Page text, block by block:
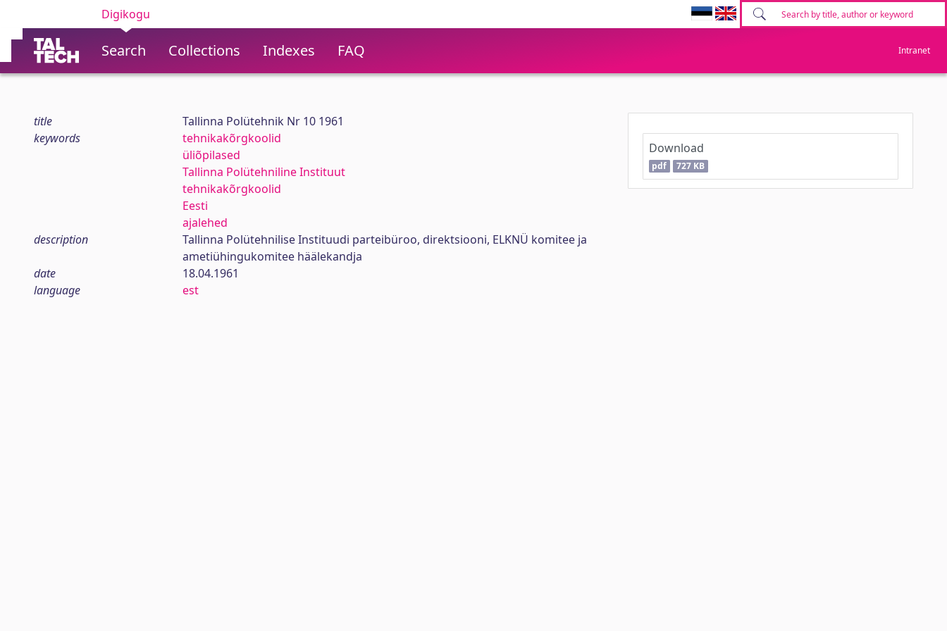
Digikogu
Search Collections Indexes FAQ Intranet
title
Tallinna Polütehnik Nr 10 1961
keywords
tehnikakõrgkoolid
üliõpilased
Tallinna Polütehniline Instituut
tehnikakõrgkoolid
Eesti
ajalehed
description
Tallinna Polütehnilise Instituudi parteibüroo, direktsiooni, ELKNÜ komitee ja
ametiühingukomitee häälekandja
date
18.04.1961
language
est
Download
pdf 727 KB